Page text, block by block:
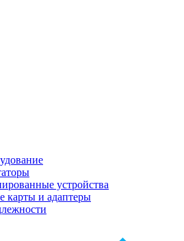
устройства
карты и адаптеры